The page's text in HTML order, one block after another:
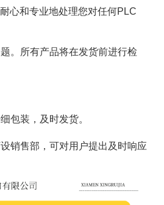
心和专业地处理您对任何PLC
。所有产品将在发货前进行检
包装，及时发货。
销售部，可对用户提出及时响应